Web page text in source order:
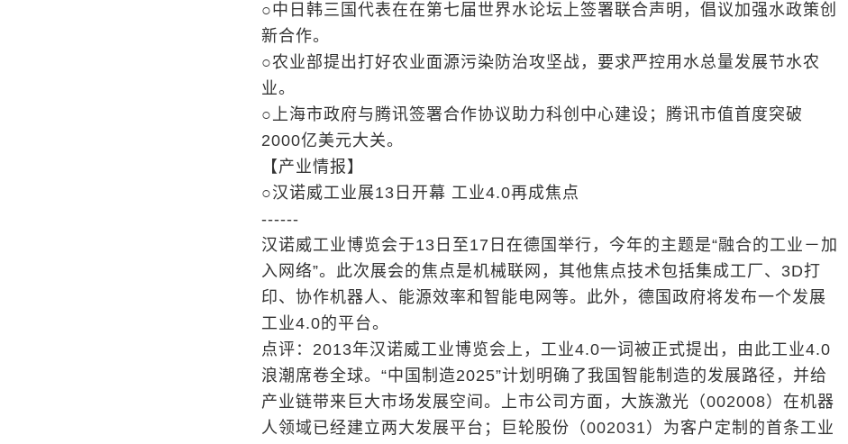
○中日韩三国代表在在第七届世界水论坛上签署联合声明，倡议加强水政策创
新合作。
○农业部提出打好农业面源污染防治攻坚战，要求严控用水总量发展节水农
业。
○上海市政府与腾讯签署合作协议助力科创中心建设；腾讯市值首度突破
2000亿美元大关。
【产业情报】
○汉诺威工业展13日开幕 工业4.0再成焦点
------
汉诺威工业博览会于13日至17日在德国举行，今年的主题是“融合的工业－加
入网络”。此次展会的焦点是机械联网，其他焦点技术包括集成工厂、3D打
印、协作机器人、能源效率和智能电网等。此外，德国政府将发布一个发展
工业4.0的平台。
点评：2013年汉诺威工业博览会上，工业4.0一词被正式提出，由此工业4.0
浪潮席卷全球。“中国制造2025”计划明确了我国智能制造的发展路径，并给
产业链带来巨大市场发展空间。上市公司方面，大族激光（002008）在机器
人领域已经建立两大发展平台；巨轮股份（002031）为客户定制的首条工业